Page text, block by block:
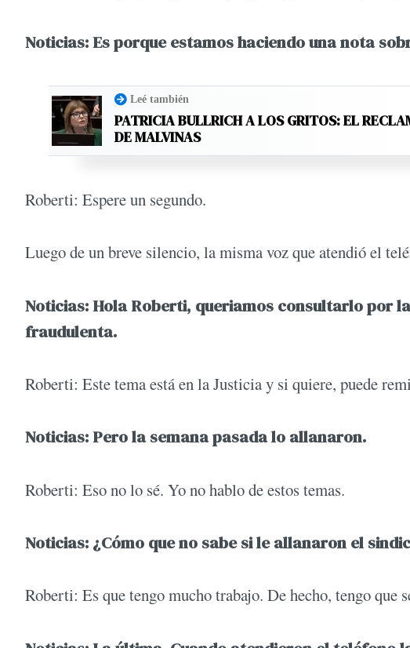
Noticias: Es porque estamos haciendo una nota
Leé también
PATRICIA BULLRICH A LOS GRITOS: EL
DE MALVINAS
Roberti: Espere un segundo.
Luego de un breve silencio, la misma voz que atendió el
Noticias: Hola Roberti, queriamos consultarlo por
fraudulenta.
Roberti: Este tema está en la Justicia y si quiere, puede
Noticias: Pero la semana pasada lo allanaron.
Roberti: Eso no lo sé. Yo no hablo de estos temas.
Noticias: ¿Cómo que no sabe si le allanaron el
Roberti: Es que tengo mucho trabajo. De hecho, tengo que